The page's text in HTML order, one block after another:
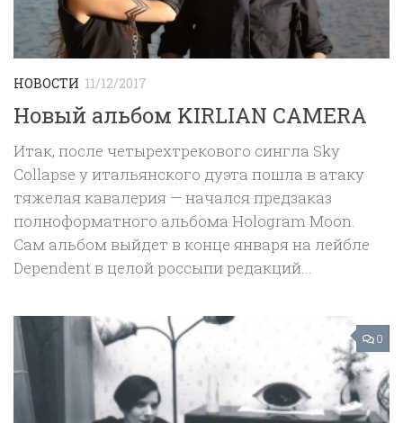
НОВОСТИ 11/12/2017
Новый альбом KIRLIAN CAMERA
Итак, после четырехтрекового сингла Sky
Collapse у итальянского дуэта пошла в атаку
тяжелая кавалерия — начался предзаказ
полноформатного альбома Hologram Moon.
Сам альбом выйдет в конце января на лейбле
Dependent в целой россыпи редакций...
0